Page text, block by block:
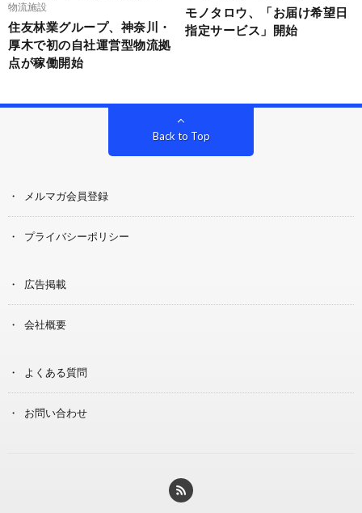
物流施設
住友林業グループ、神奈川・
厚木で初の自社運営型物流拠
点が稼働開始
モノタロウ、「お届け希望日
指定サービス」開始
Back to Top
メルマガ会員登録
プライバシーポリシー
広告掲載
会社概要
よくある質問
お問い合わせ